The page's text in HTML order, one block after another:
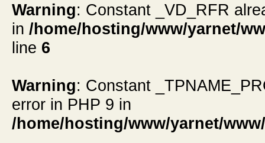
Warning: Constant _VD_RFR
in /home/hosting/www/yarnet/
line 6
Warning: Constant
error in PHP 9 in
/home/hosting/www/yarnet/